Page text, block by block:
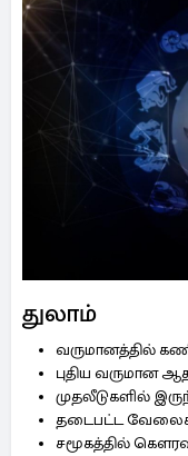
துலாம்
வருமானத்தில்
புதிய வருமான
முதலீடுகளில்
தடைபட்ட
சமூகத்தில்